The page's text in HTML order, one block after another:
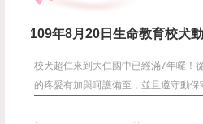
109年8月20日生命教育校犬
校犬超仁來到大仁國中已經滿7年囉！
的疼愛有加與呵護備至，並且遵守動